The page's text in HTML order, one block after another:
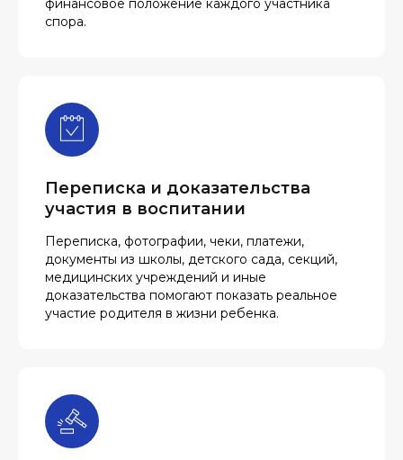
финансовое положение каждого участника
спора.
Переписка и доказательства
участия в воспитании
Переписка, фотографии, чеки, платежи,
документы из школы, детского сада, секций,
медицинских учреждений и иные
доказательства помогают показать реальное
участие родителя в жизни ребенка.